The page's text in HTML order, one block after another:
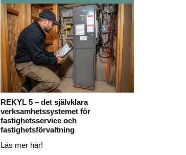
REKYL 5 – det självklara
verksamhetssystemet för
fastighetsservice och
fastighetsförvaltning
Läs mer här!